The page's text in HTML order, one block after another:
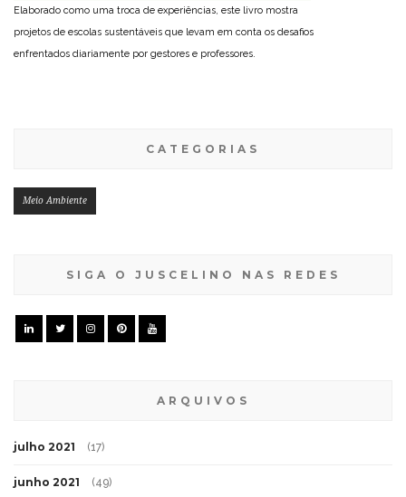
Elaborado como uma troca de experiências, este livro mostra
projetos de escolas sustentáveis que levam em conta os desafios
enfrentados diariamente por gestores e professores.
CATEGORIAS
Meio Ambiente
SIGA O JUSCELINO NAS REDES
ARQUIVOS
julho 2021 (17)
junho 2021 (49)